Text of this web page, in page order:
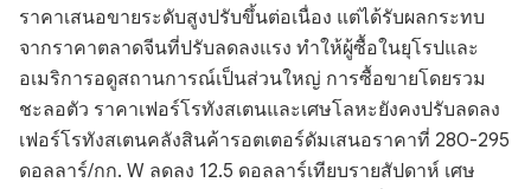
ราคาเสนอขายระดับสูงปรับขึ้นต่อเนื่อง แต่ได้รับผลกระทบ
จากราคาตลาดจีนที่ปรับลดลงแรง ทำให้ผู้ซื้อในยุโรปและ
อเมริการอดูสถานการณ์เป็นส่วนใหญ่ การซื้อขายโดยรวม
ชะลอตัว ราคาเฟอร์โรทังสเตนและเศษโลหะยังคงปรับลดลง
เฟอร์โรทังสเตนคลังสินค้ารอตเตอร์ดัมเสนอราคาที่ 280-295
ดอลลาร์/กก. W ลดลง 12.5 ดอลลาร์เทียบรายสัปดาห์ เศษ